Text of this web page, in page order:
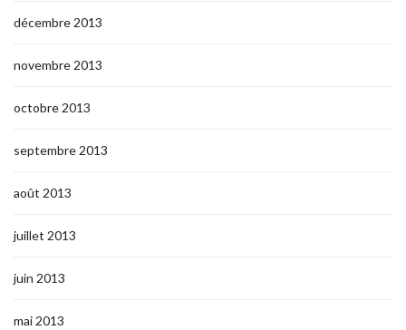
décembre 2013
novembre 2013
octobre 2013
septembre 2013
août 2013
juillet 2013
juin 2013
mai 2013